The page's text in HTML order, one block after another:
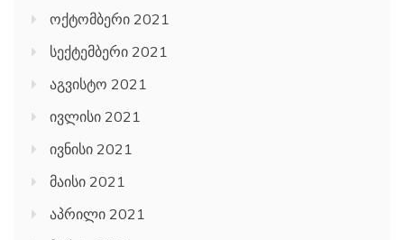
ოქტომბერი 2021
სექტემბერი 2021
აგვისტო 2021
ივლისი 2021
ივნისი 2021
მაისი 2021
აპრილი 2021